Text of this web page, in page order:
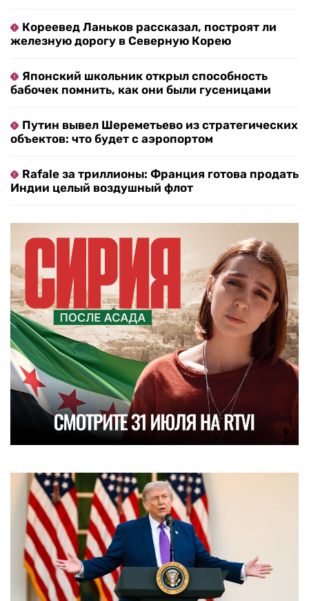
Кореевед Ланьков рассказал, построят ли
железную дорогу в Северную Корею
Японский школьник открыл способность
бабочек помнить, как они были гусеницами
Путин вывел Шереметьево из стратегических
объектов: что будет с аэропортом
Rafale за триллионы: Франция готова продать
Индии целый воздушный флот